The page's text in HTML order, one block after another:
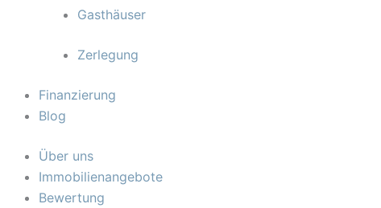
Gasthäuser
Zerlegung
Finanzierung
Blog
Über uns
Immobilienangebote
Bewertung